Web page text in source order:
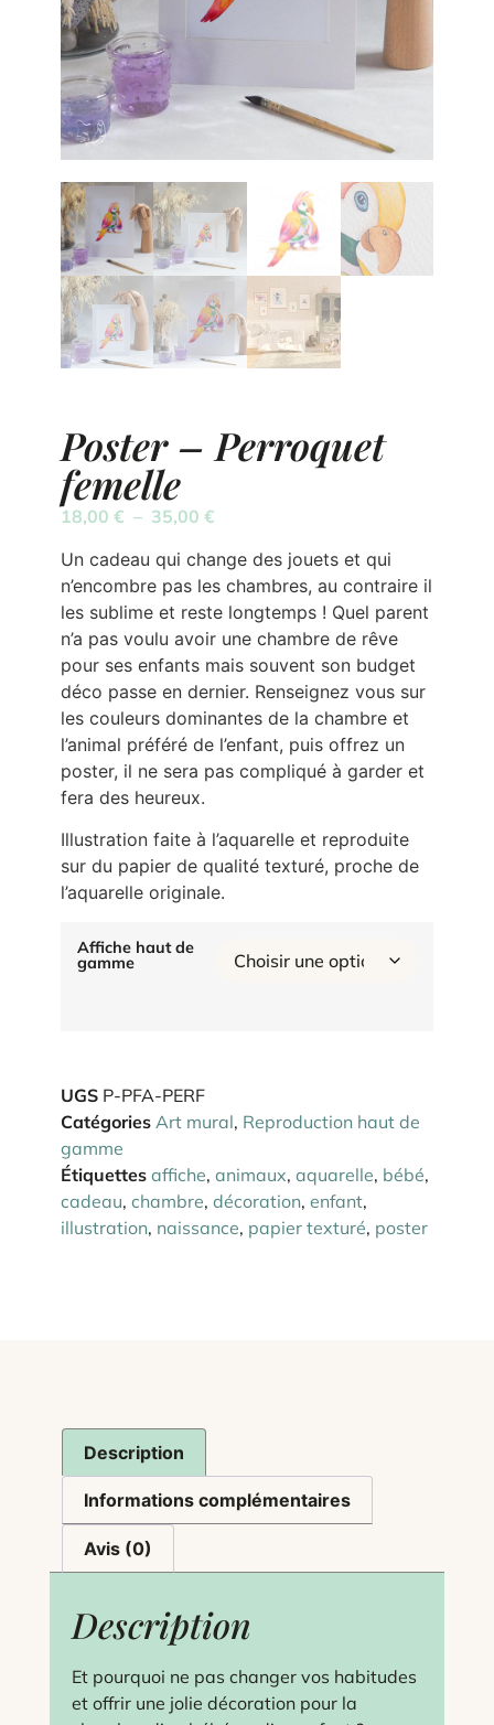
Poster – Perroquet
femelle
18,00 € – 35,00 €
Un cadeau qui change des jouets et qui
n’encombre pas les chambres, au contraire il
les sublime et reste longtemps ! Quel parent
n’a pas voulu avoir une chambre de rêve
pour ses enfants mais souvent son budget
déco passe en dernier. Renseignez vous sur
les couleurs dominantes de la chambre et
l’animal préféré de l’enfant, puis offrez un
poster, il ne sera pas compliqué à garder et
fera des heureux.
Illustration faite à l’aquarelle et reproduite
sur du papier de qualité texturé, proche de
l’aquarelle originale.
Affiche haut de
gamme
UGS P-PFA-PERF
Catégories Art mural, Reproduction haut de
gamme
Étiquettes affiche, animaux, aquarelle, bébé,
cadeau, chambre, décoration, enfant,
illustration, naissance, papier texturé, poster
Description
Informations complémentaires
Avis (0)
Description
Et pourquoi ne pas changer vos habitudes
et offrir une jolie décoration pour la